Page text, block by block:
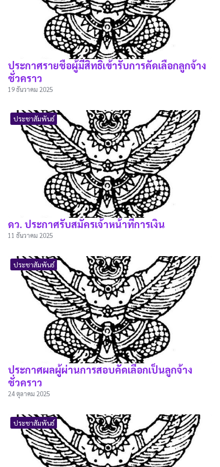
ประกาศรายชื่อผู้มีสิทธิเข้ารับการคัดเลือกลูกจ้าง
ชั่วคราว
19 ธันวาคม 2025
ประชาสัมพันธ์
ดว. ประกาศรับสมัครเจ้าหน้าที่การเงิน
11 ธันวาคม 2025
ประชาสัมพันธ์
ประกาศผลผู้ผ่านการสอบคัดเลือกเป็นลูกจ้าง
ชั่วคราว
24 ตุลาคม 2025
ประชาสัมพันธ์